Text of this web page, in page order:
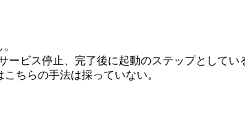
ービス停止、完了後に起動のステップとして
ちらの手法は採っていない。